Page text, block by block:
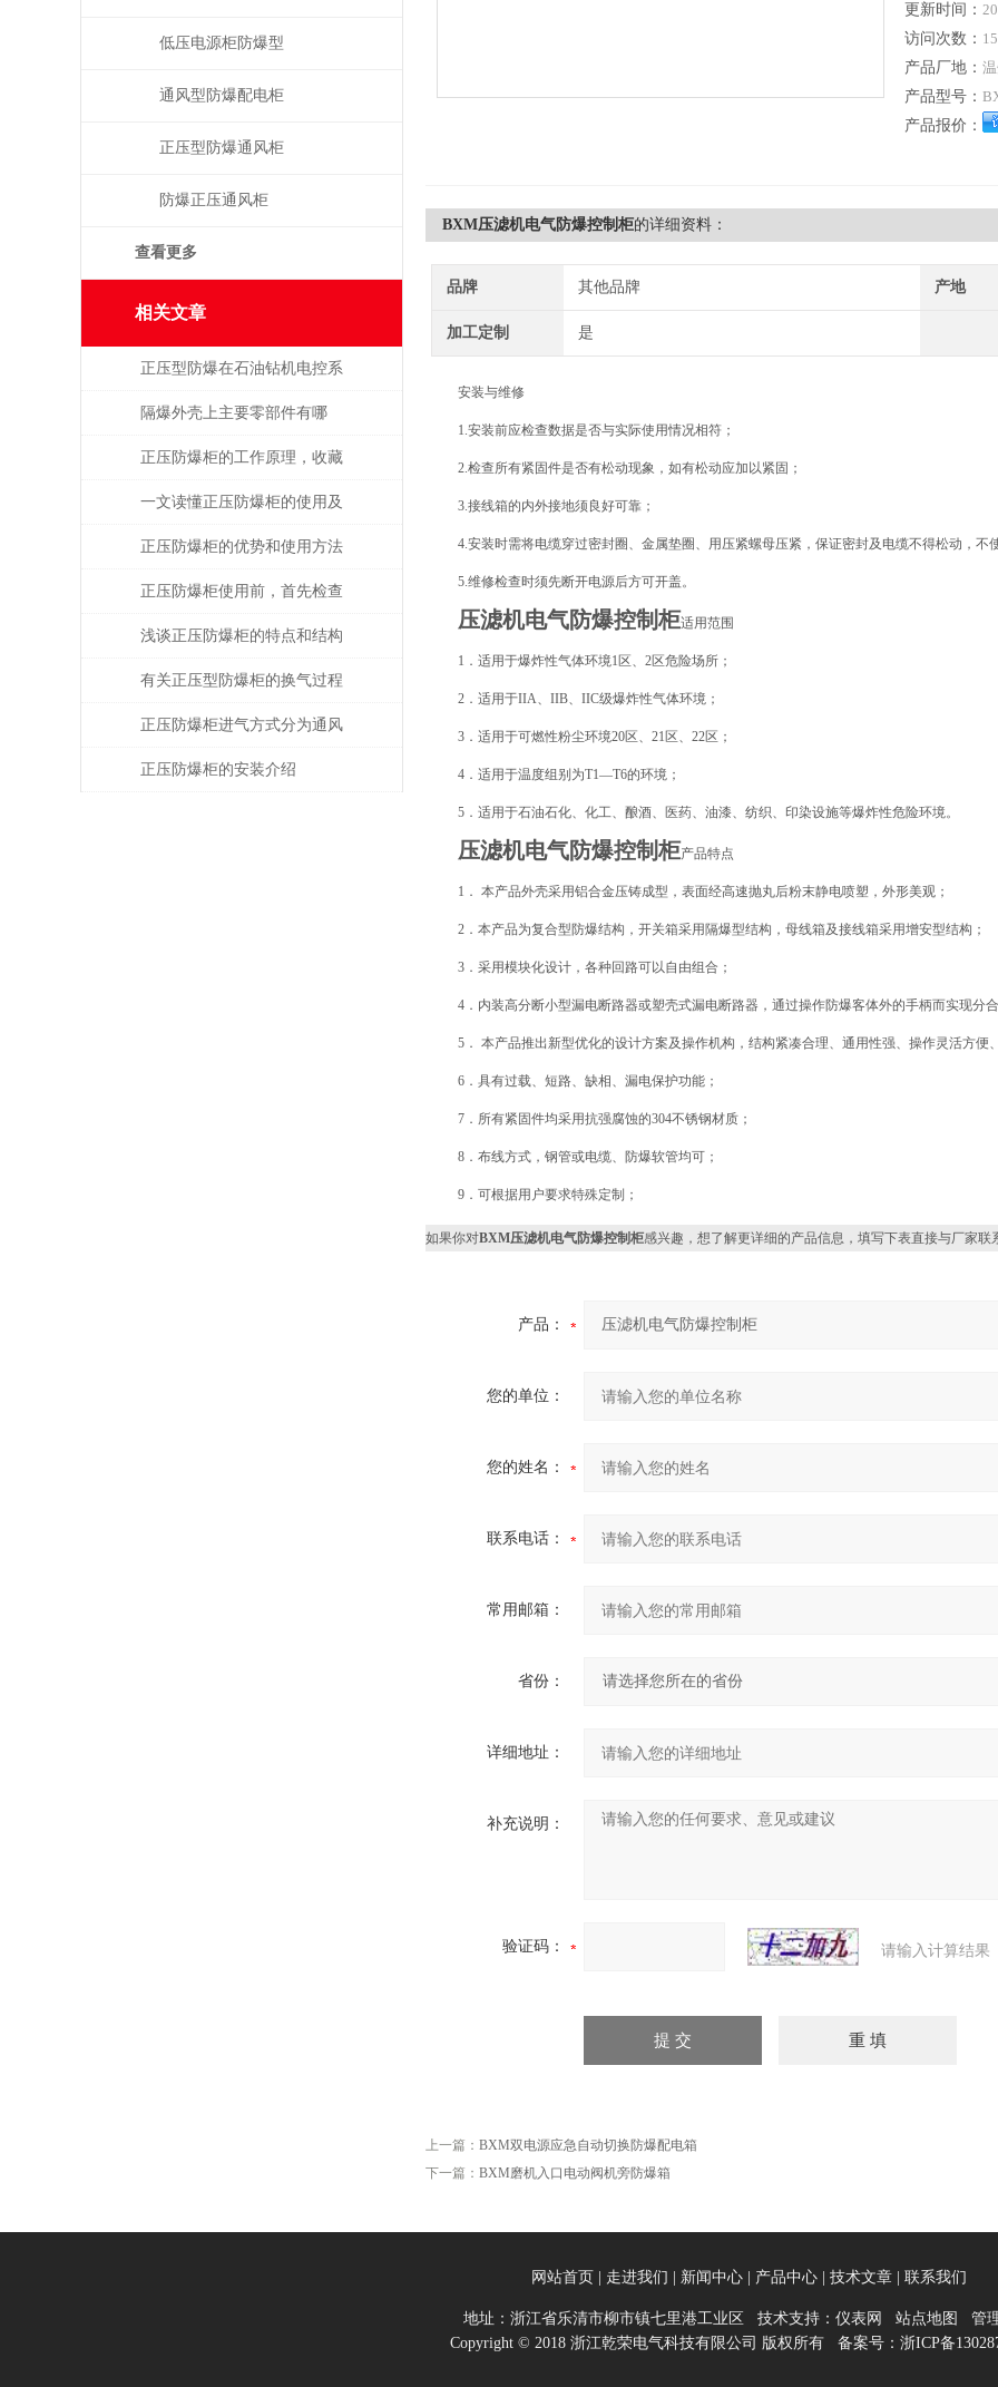
更新时间：
访问次数：
产品厂地：
产品型号：
产品报价：
BXM压滤机电气防爆控制柜的详细资料：
品牌 其他品牌 产地
加工定制 是
安装与维修
1.安装前应检查数据是否与实际使用情况相符；
2.检查所有紧固件是否有松动现象，如有松动应加以紧固；
3.接线箱的内外接地须良好可靠；
4.安装时需将电缆穿过密封圈、金属垫圈、用压紧螺母压紧，保证密封及电缆不得松动，不
5.维修检查时须先断开电源后方可开盖。
压滤机电气防爆控制柜适用范围
1．适用于爆炸性气体环境1区、2区危险场所；
2．适用于IIA、IIB、IIC级爆炸性气体环境；
3．适用于可燃性粉尘环境20区、21区、22区；
4．适用于温度组别为T1—T6的环境；
5．适用于石油石化、化工、酿酒、医药、油漆、纺织、印染设施等爆炸性危险环境。
压滤机电气防爆控制柜产品特点
1． 本产品外壳采用铝合金压铸成型，表面经高速抛丸后粉末静电喷塑，外形美观；
2．本产品为复合型防爆结构，开关箱采用隔爆型结构，母线箱及接线箱采用增安型结构；
3．采用模块化设计，各种回路可以自由组合；
4．内装高分断小型漏电断路器或塑壳式漏电断路器，通过操作防爆客体外的手柄而实现分合
5． 本产品推出新型优化的设计方案及操作机构，结构紧凑合理、通用性强、操作灵活方便
6．具有过载、短路、缺相、漏电保护功能；
7．所有紧固件均采用抗强腐蚀的304不锈钢材质；
8．布线方式，钢管或电缆、防爆软管均可；
9．可根据用户要求特殊定制；
如果你对BXM压滤机电气防爆控制柜感兴趣，想了解更详细的产品信息，填写下表直接与厂家联
产品：
您的单位：
您的姓名：
联系电话：
常用邮箱：
省份：
详细地址：
补充说明：
验证码： 请输入计算结果
上一篇： BXM双电源应急自动切换防爆配电箱
下一篇： BXM磨机入口电动阀机旁防爆箱
低压电源柜防爆型
通风型防爆配电柜
正压型防爆通风柜
防爆正压通风柜
查看更多
相关文章
正压型防爆在石油钻机电控系
统中的应用
隔爆外壳上主要零部件有哪
些？分别有什么要求？
正压防爆柜的工作原理，收藏
起来慢慢看！
一文读懂正压防爆柜的使用及
其安装时的注意事项
正压防爆柜的优势和使用方法
介绍
正压防爆柜使用前，首先检查
主腔的密封性能
浅谈正压防爆柜的特点和结构
形式
有关正压型防爆柜的换气过程
介绍
正压防爆柜进气方式分为通风
型和补偿型
正压防爆柜的安装介绍
网站首页 走进我们 新闻中心| 产品中心| 技术文章| 联系我们
地址：浙江省乐清市柳市镇七里港工业区 技术支持： 仪表网 站点地图
管
Copyright © 2018 浙江乾荣电气科技有限公司 版权所有 备案号： 浙ICP备